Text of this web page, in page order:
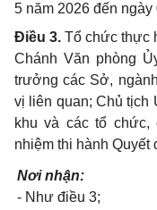
5 năm 2026 đến
Điều 3. Tổ chức thực
Chánh Văn phòng
trưởng các Sở,
vị liên quan; Chủ tịch
khu và các tổ chức,
nhiệm thi hành Quyết
Nơi nhận:
- Như điều 3;